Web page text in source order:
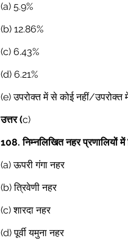
(a) 5.9%
(b) 12.86%
(c) 6.43%
(d) 6.21%
(e) उपरोक्त में से कोई नहीं/
उत्तर (c)
108. निम्नलिखित नहर प्रणालियों
(a) ऊपरी गंगा नहर
(b) त्रिवेणी नहर
(c) शारदा नहर
(d) पूर्वी यमुना नहर